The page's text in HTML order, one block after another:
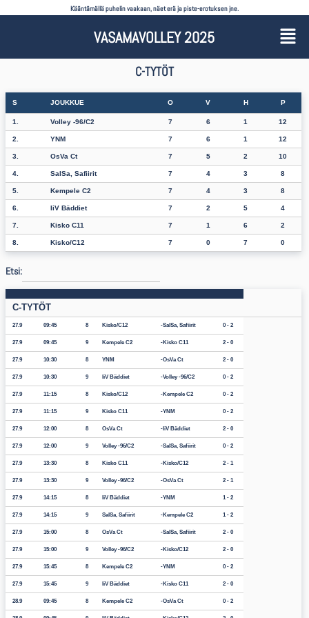
Kääntämällä puhelin vaakaan, näet erä ja piste-erotuksen jne.
VASAMAVOLLEY 2025
C-TYTÖT
S JOUKKUE O V H P
1. Volley -96/C2 7 6 1 12
2. YNM 7 6 1 12
3. OsVa Ct 7 5 2 10
4. SalSa, Safiirit 7 4 3 8
5. Kempele C2 7 4 3 8
6. IiV Bäddiet 7 2 5 4
7. Kisko C11 7 1 6 2
8. Kisko/C12 7 0 7 0
Etsi:
C-TYTÖT
27.9 09:45 8 Kisko/C12 SalSa, Safiirit 0 - 2
27.9 09:45 9 Kempele C2 Kisko C11 2 - 0
27.9 10:30 8 YNM OsVa Ct 2 - 0
27.9 10:30 9 IiV Bäddiet Volley -96/C2 0 - 2
27.9 11:15 8 Kisko/C12 Kempele C2 0 - 2
27.9 11:15 9 Kisko C11 YNM 0 - 2
27.9 12:00 8 OsVa Ct IiV Bäddiet 2 - 0
27.9 12:00 9 Volley -96/C2 SalSa, Safiirit 0 - 2
27.9 13:30 8 Kisko C11 Kisko/C12 2 - 1
27.9 13:30 9 Volley -96/C2 OsVa Ct 2 - 1
27.9 14:15 8 IiV Bäddiet YNM 1 - 2
27.9 14:15 9 SalSa, Safiirit Kempele C2 1 - 2
27.9 15:00 8 OsVa Ct SalSa, Safiirit 2 - 0
27.9 15:00 9 Volley -96/C2 Kisko/C12 2 - 0
27.9 15:45 8 Kempele C2 YNM 0 - 2
27.9 15:45 9 IiV Bäddiet Kisko C11 2 - 0
28.9 09:45 8 Kempele C2 OsVa Ct 0 - 2